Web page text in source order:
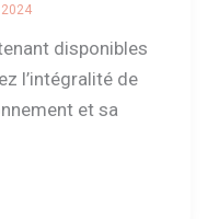
disponibles
l’intégralité de
et sa